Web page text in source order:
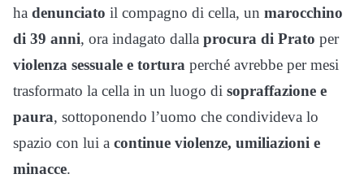
ha denunciato il compagno di cella, un marocchino
di 39 anni, ora indagato dalla procura di Prato per
violenza sessuale e tortura perché avrebbe per mesi
trasformato la cella in un luogo di sopraffazione e
paura, sottoponendo l’uomo che condivideva lo
spazio con lui a continue violenze, umiliazioni e
minacce.